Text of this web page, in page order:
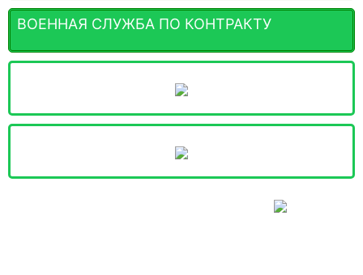
ВОЕННАЯ СЛУЖБА ПО КОНТРАКТУ